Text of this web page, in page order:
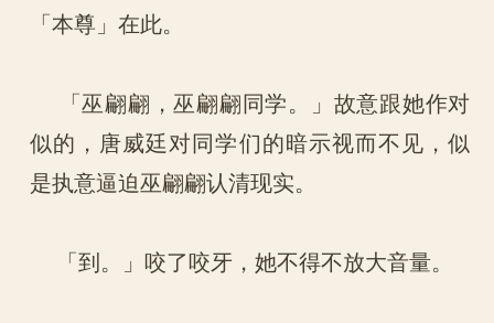
「本尊」在此。
「巫翩翩，巫翩翩同学。」故意跟她作对
似的，唐威廷对同学们的暗示视而不见，似
是执意逼迫巫翩翩认清现实。
「到。」咬了咬牙，她不得不放大音量。